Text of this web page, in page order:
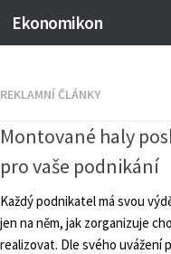
Ekonomikon
REKLAMNÍ ČLÁNKY
Montované haly
pro vaše podnikání
Každý podnikatel má svou
jen na něm, jak zorganizuje
realizovat. Dle svého uvážení